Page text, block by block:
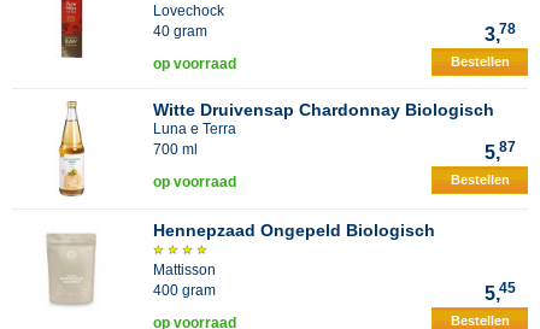
Lovechock
40 gram
3,78
op voorraad Bestellen
Witte Druivensap Chardonnay Biologisch
Luna e Terra
700 ml
5,87
op voorraad Bestellen
Hennepzaad Ongepeld Biologisch
Mattisson
400 gram
5,45
op voorraad Bestellen